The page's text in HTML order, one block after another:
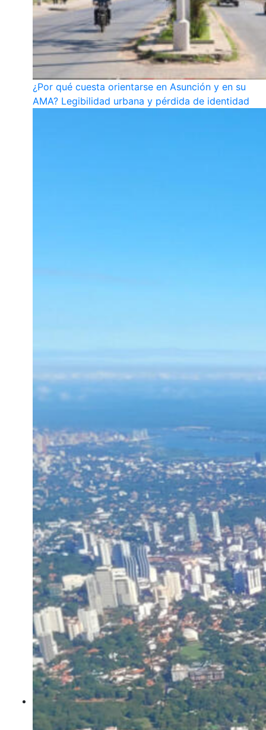
¿Por qué cuesta orientarse en Asunción y en su
AMA? Legibilidad urbana y pérdida de identidad